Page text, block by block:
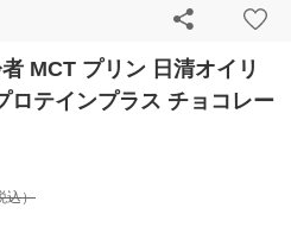
MCT プリン 日清オイリ
ロテインプラス チョコレー
込）